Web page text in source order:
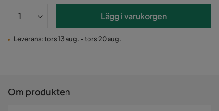
Lägg i varukorgen
Leverans: tors 13 aug. - tors 20 aug.
Om produkten